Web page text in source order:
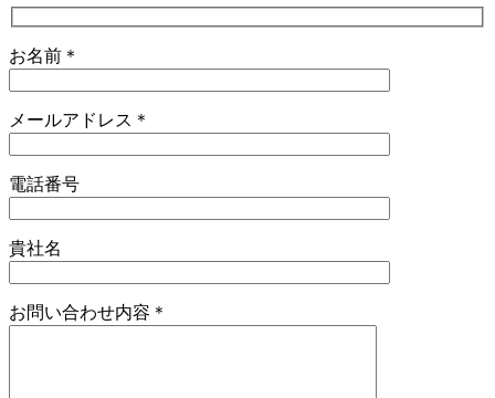
お名前＊
メールアドレス＊
電話番号
貴社名
お問い合わせ内容＊